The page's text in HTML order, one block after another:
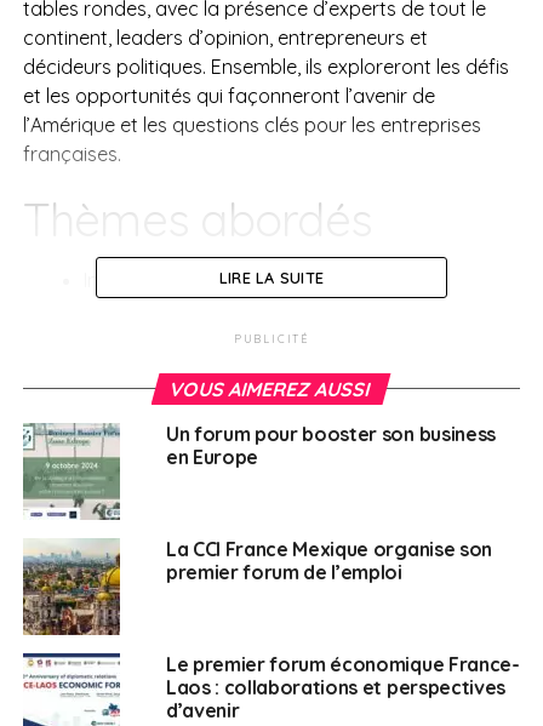
tables rondes, avec la présence d’experts de tout le
continent, leaders d’opinion, entrepreneurs et
décideurs politiques. Ensemble, ils exploreront les défis
et les opportunités qui façonneront l’avenir de
l’Amérique et les questions clés pour les entreprises
françaises.
Thèmes abordés
Intelligence Artificielle
l’économie
Gastronomie et influence française
Relations économiques entre les
Pour plus d’informations, vous pouvez
consulter outélécharger la brochureet
découvrir le teaser du Forum des
Amériques 2025 !
LIRE LA SUITE
PUBLICITÉ
VOUS AIMEREZ AUSSI
Un forum pour booster son business
en Europe
La CCI France Mexique organise son
premier forum de l’emploi
Le premier forum économique France-
Laos : collaborations et perspectives
d’avenir